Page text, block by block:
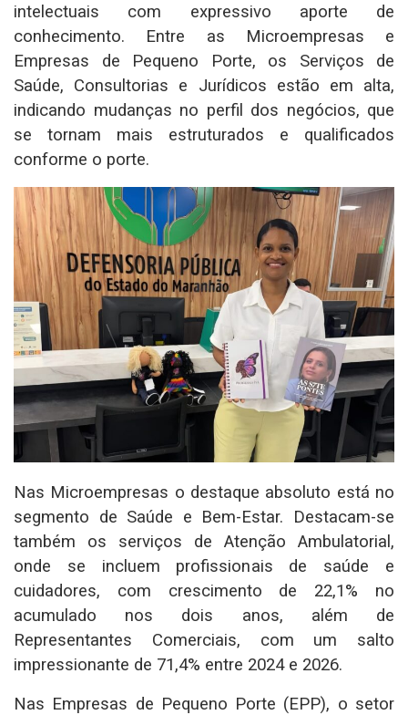
intelectuais com expressivo aporte de
conhecimento. Entre as Microempresas e
Empresas de Pequeno Porte, os Serviços de
Saúde, Consultorias e Jurídicos estão em alta,
indicando mudanças no perfil dos negócios, que
se tornam mais estruturados e qualificados
conforme o porte.
Nas Microempresas o destaque absoluto está no
segmento de Saúde e Bem-Estar. Destacam-se
também os serviços de Atenção Ambulatorial,
onde se incluem profissionais de saúde e
cuidadores, com crescimento de 22,1% no
acumulado nos dois anos, além de
Representantes Comerciais, com um salto
impressionante de 71,4% entre 2024 e 2026.
Nas Empresas de Pequeno Porte (EPP), o setor